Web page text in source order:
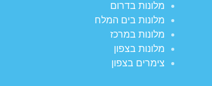
מלונות בדרום
מלונות בים המלח
מלונות במרכז
מלונות בצפון
צימרים בצפון